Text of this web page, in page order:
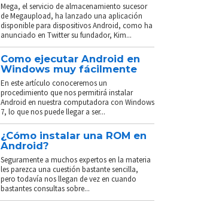
Mega, el servicio de almacenamiento sucesor
de Megaupload, ha lanzado una aplicación
disponible para dispositivos Android, como ha
anunciado en Twitter su fundador, Kim...
Como ejecutar Android en
Windows muy fácilmente
En este artículo conoceremos un
procedimiento que nos permitirá instalar
Android en nuestra computadora con Windows
7, lo que nos puede llegar a ser...
¿Cómo instalar una ROM en
Android?
Seguramente a muchos expertos en la materia
les parezca una cuestión bastante sencilla,
pero todavía nos llegan de vez en cuando
bastantes consultas sobre...